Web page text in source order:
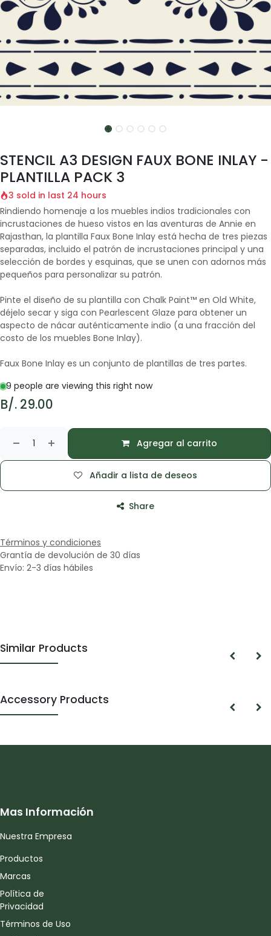
STENCIL A3 DESIGN FAUX BONE INLAY -
PLANTILLA PACK 3
3 sold in last 24 hours
Rindiendo homenaje a los muebles indios tradicionales con
incrustaciones de hueso vistos en las aventuras de Annie en
Rajasthan, la plantilla Faux Bone Inlay está hecha de tres piezas
separadas, incluido el patrón de incrustaciones principal y una
selección de bordes y esquinas, que se unen con adornos más
pequeños para personalizar su patrón.
Pinte el diseño de su plantilla con Chalk Paint™ en Old White,
déjelo secar y siga con Pearlescent Glaze para obtener un
aspecto de nácar auténticamente indio (a una fracción del
costo de los muebles Bone Inlay).
Faux Bone Inlay es un conjunto de plantillas de tres partes.
9 people are viewing this right now
B/. 29.00
Agregar al carrito
Añadir a lista de deseos
Share
Términos y condiciones
Grantía de devolución de 30 días
Envío: 2-3 días hábiles
Similar Products
Accessory Products
Mas Información
Nuestra Empresa
Productos
Marcas
Política de
Privacidad
Términos de Uso